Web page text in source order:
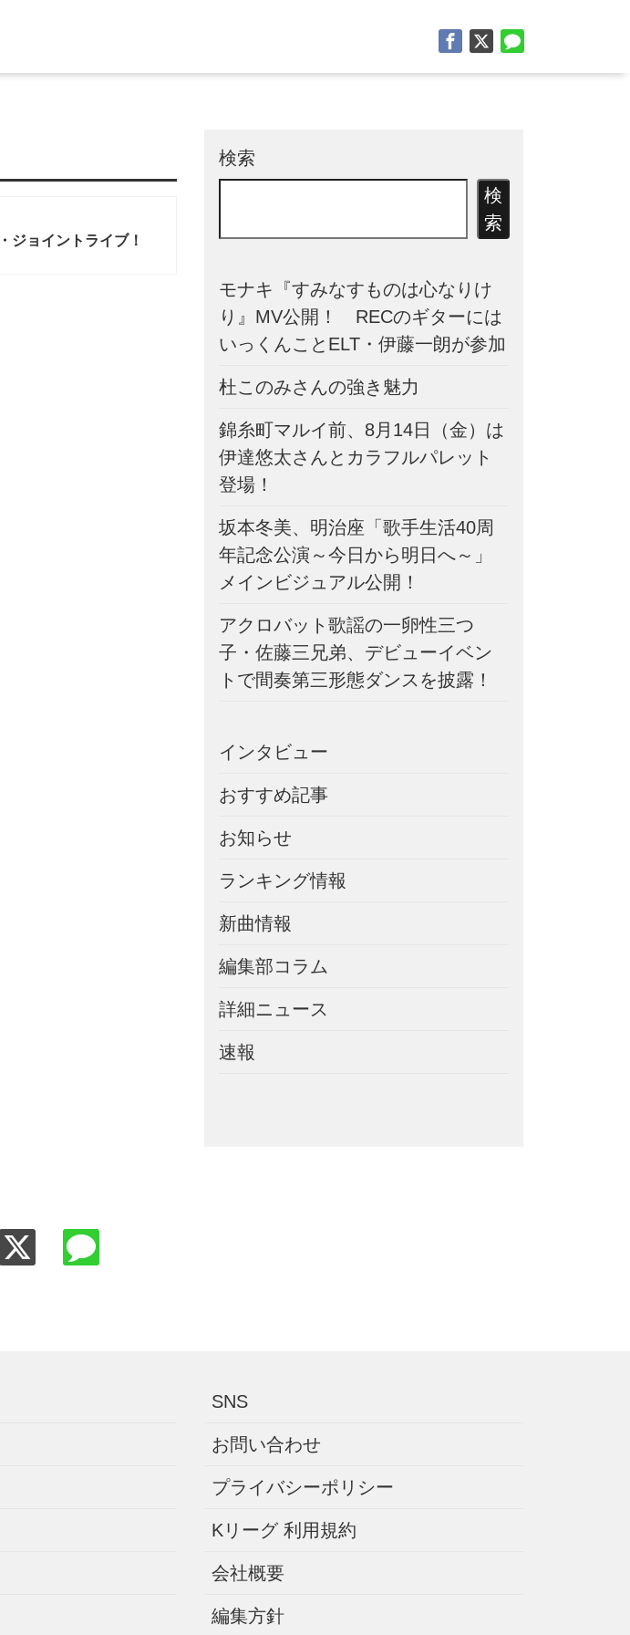
ジョイントライブ！
検索
検
索
モナキ『すみなすものは心なりけ
り』MV公開！ RECのギターには
いっくんことELT・伊藤一朗が参加
杜このみさんの強き魅力
錦糸町マルイ前、8月14日（金）は
伊達悠太さんとカラフルパレット
登場！
坂本冬美、明治座「歌手生活40周
年記念公演～今日から明日へ～」
メインビジュアル公開！
アクロバット歌謡の一卵性三つ
子・佐藤三兄弟、デビューイベン
トで間奏第三形態ダンスを披露！
インタビュー
おすすめ記事
お知らせ
ランキング情報
新曲情報
編集部コラム
詳細ニュース
速報
SNS
お問い合わせ
プライバシーポリシー
Kリーグ 利用規約
会社概要
編集方針